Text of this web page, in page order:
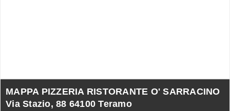
MAPPA PIZZERIA RISTORANTE O' SARRACINO
Via Stazio, 88 64100 Teramo